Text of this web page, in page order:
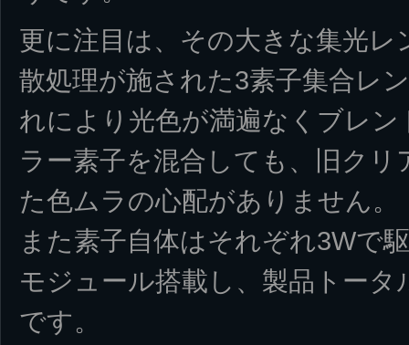
更に注目は、その大きな集光
散処理が施された3素子集合レ
れにより光色が満遍なくブレ
ラー素子を混合しても、旧ク
た色ムラの心配がありません。
また素子自体はそれぞれ3Wで
モジュール搭載し、製品トータ
です。